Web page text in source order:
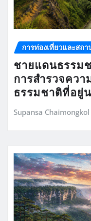
การท่องเที่ยวและสถ
ชายแดนธรรม
การสำรวจคว
ธรรมชาติที่อยู่
Supansa Chaimongkol